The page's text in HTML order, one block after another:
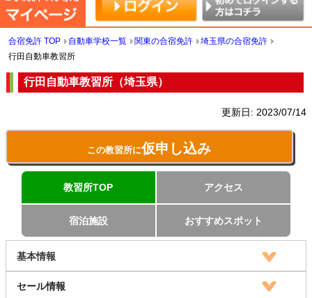
合宿免許 TOP 自動車学校一覧 関東の合宿免許
埼玉県の合宿免許
行田自動車教習所
行田自動車教習所（埼玉県）
更新日: 2023/07/14
この教習所に仮申し込み
教習所TOP アクセス
宿泊施設 おすすめスポット
基本情報
セール情報